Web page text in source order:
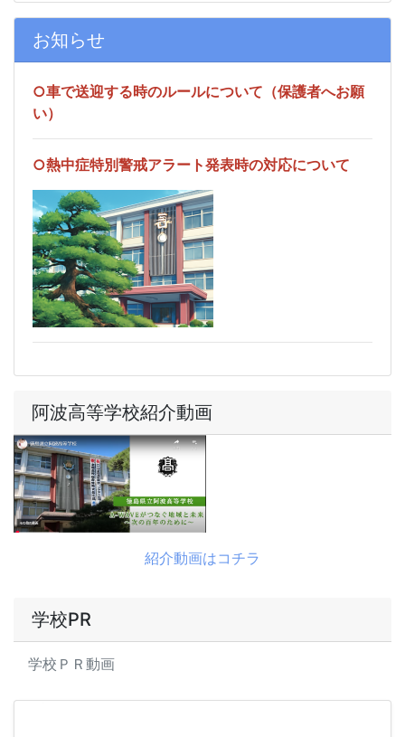
お知らせ
○車で送迎する時のルールについて（保護者へお願
い）
○熱中症特別警戒アラート発表時の対応について
阿波高等学校紹介動画
紹介動画はコチラ
学校PR
学校ＰＲ動画